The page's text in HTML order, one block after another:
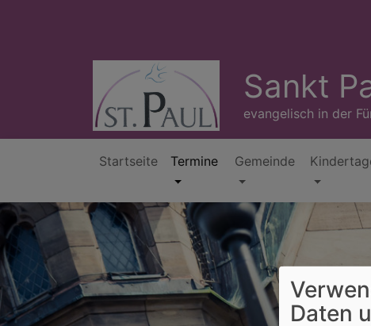
Sankt
evangelisch in der
Hauptnavigation
Startseite Termine Gemeinde
Daten